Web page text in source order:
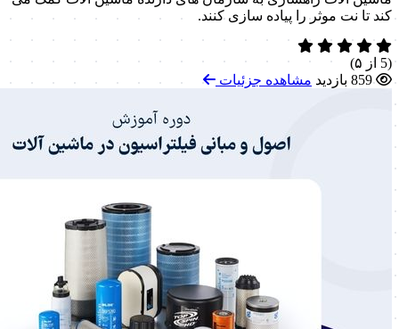
کند تا نت موثر را پیاده سازی کنند.
(5 از ۵)
859 بازدید
مشاهده جزئیات